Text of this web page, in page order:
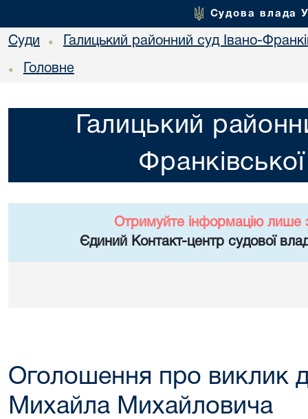
Судова влада
Суди • Галицький районний суд Івано-
• Головне
Галицький
Отримуйте інформацію лише
Єдиний Контакт-центр судової
Оголошення про виклик
Михайла Михайловича